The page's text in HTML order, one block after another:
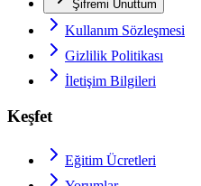
Şifremi Unuttum
Kullanım Sözleşmesi
Gizlilik Politikası
İletişim Bilgileri
Keşfet
Eğitim Ücretleri